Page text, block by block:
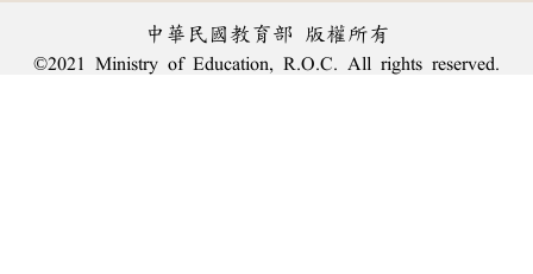
中華民國教育部 版權所有
©2021 Ministry of Education, R.O.C. All rights reserved.